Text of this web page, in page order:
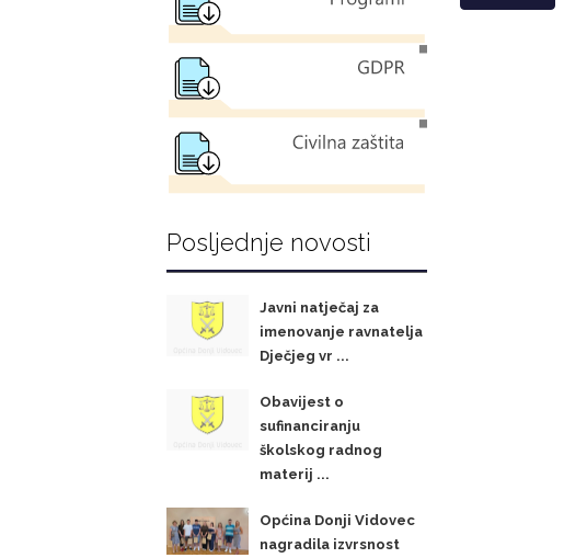
Posljednje novosti
Javni natječaj za
imenovanje ravnatelja
Dječjeg vr ...
Obavijest o
sufinanciranju
školskog radnog
materij ...
Općina Donji Vidovec
nagradila izvrsnost